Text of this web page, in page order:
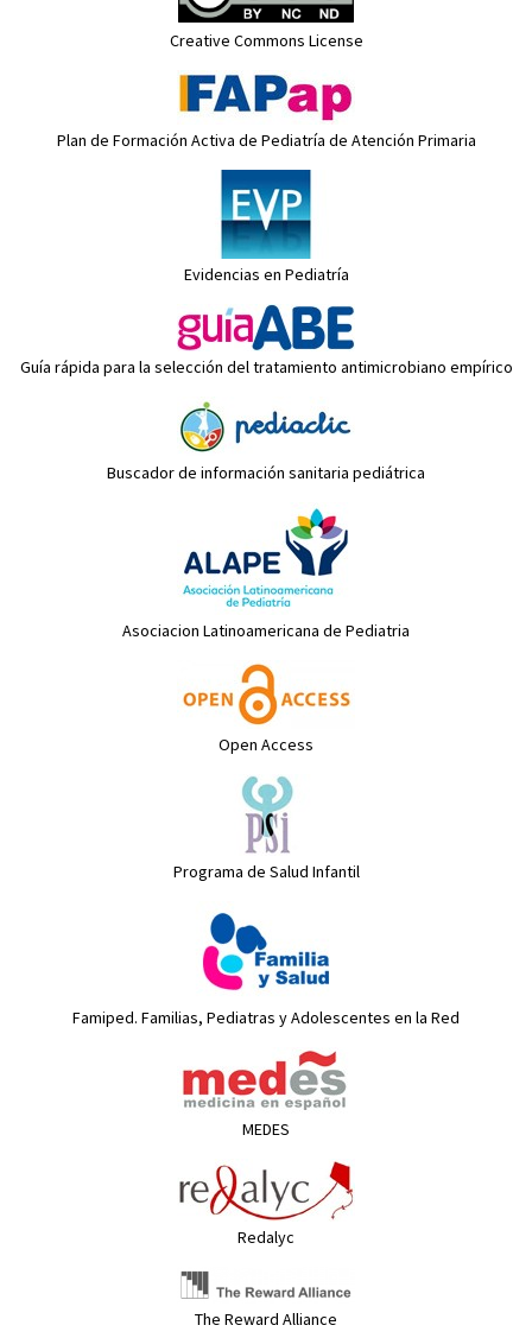
Creative Commons License
Plan de Formación Activa de Pediatría de Atención Primaria
Evidencias en Pediatría
Guía rápida para la selección del tratamiento antimicrobiano empírico
Buscador de información sanitaria pediátrica
Asociacion Latinoamericana de Pediatria
Open Access
Programa de Salud Infantil
Famiped. Familias, Pediatras y Adolescentes en la Red
MEDES
Redalyc
The Reward Alliance